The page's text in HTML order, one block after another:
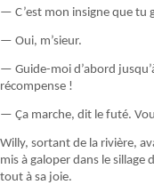
— C’est mon insigne que tu
— Oui, m’sieur.
— Guide-moi d’abord
récompense !
— Ça marche, dit le futé.
Willy, sortant de la rivière,
mis à galoper dans le sillage
tout à sa joie.